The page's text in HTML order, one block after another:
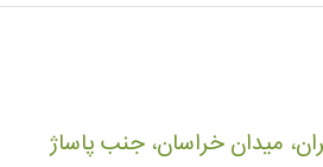
میدان خراسان، جنب پاساژ